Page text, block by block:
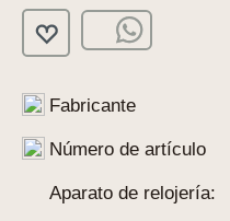
Fabricante
Número de artículo
Aparato de relojería: